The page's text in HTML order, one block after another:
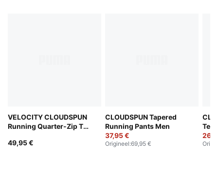
VELOCITY CLOUDSPUN
Running Quarter-Zip Top
49,95 €
CLOUDSPUN Tapered
Running Pants Men
37,95 €
Origineel:69,95 €
Tee